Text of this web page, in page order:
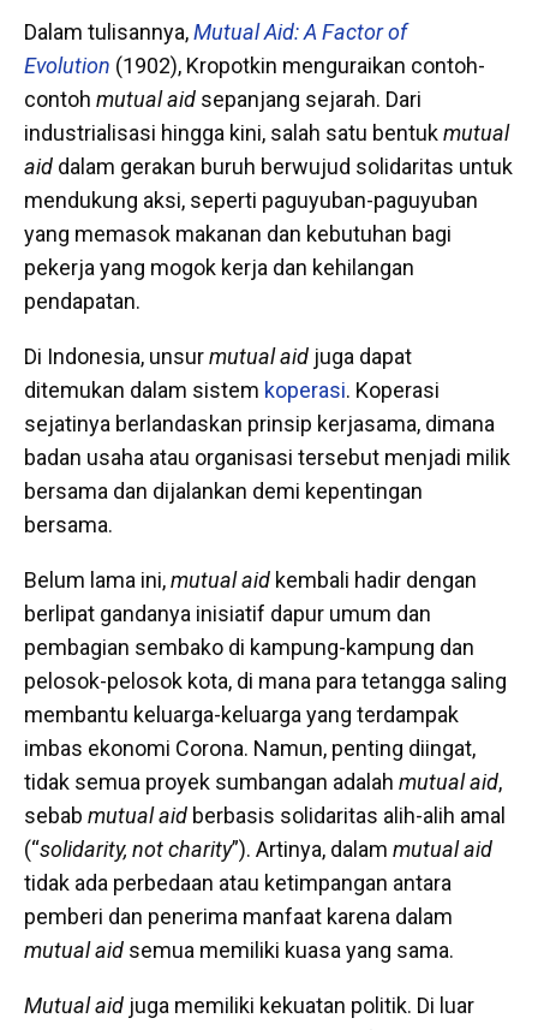
Dalam tulisannya,Mutual Aid: A Factor of
Evolution (1902), Kropotkin menguraikan contoh-
contoh mutual aid sepanjang sejarah. Dari
industrialisasi hingga kini, salah satu bentukmutual
aid dalam gerakan buruh berwujud solidaritas untuk
mendukung aksi, seperti paguyuban-paguyuban
yang memasok makanan dan kebutuhan bagi
pekerja yang mogok kerja dan kehilangan
pendapatan.
Di Indonesia, unsurmutual aid juga dapat
ditemukan dalam sistem koperasi. Koperasi
sejatinya berlandaskan prinsip kerjasama, dimana
badan usaha atau organisasi tersebut menjadi milik
bersama dan dijalankan demi kepentingan
bersama.
Belum lama ini,mutual aid kembali hadir dengan
berlipat gandanya inisiatif dapur umum dan
pembagian sembako di kampung-kampung dan
pelosok-pelosok kota, di mana para tetangga saling
membantu keluarga-keluarga yang terdampak
imbas ekonomi Corona. Namun, penting diingat,
tidak semua proyek sumbangan adalah mutual aid,
sebab mutual aid berbasis solidaritas alih-alih amal
(“solidarity, not charity”). Artinya, dalam mutual aid
tidak ada perbedaan atau ketimpangan antara
pemberi dan penerima manfaat karena dalam
mutual aid semua memiliki kuasa yang sama.
Mutual aid juga memiliki kekuatan politik. Di luar